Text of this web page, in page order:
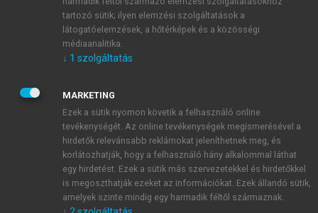
JELSZÓ
JELSZÓ ÚJRA
Kérek értesítést a MeRSZ újdonságairól, akcióiról.
tartozó sütik; ilyen elemzési szolgáltatások a
látogatóelemzések, a hőtérképek és a közösségi
médiaanalitika.
↓ 1 szolgáltatás
MARKETING
Ezek a sütik nyomon követik a felhasználó online
tevékenységét. Az online tevékenységek megismerésével a
hirdetők relevánsabb reklámokat jeleníthetnek meg, és
korlátozhatják, hogy a felhasználó hány alkalommal láthat
egy hirdetést. Ezek a sütik más szervezetekkel és hirdetőkkel
is megoszthatják ezeket az információkat. Ezek állandó sütik,
amelyek szinte mindig egy harmadik féltől származnak.